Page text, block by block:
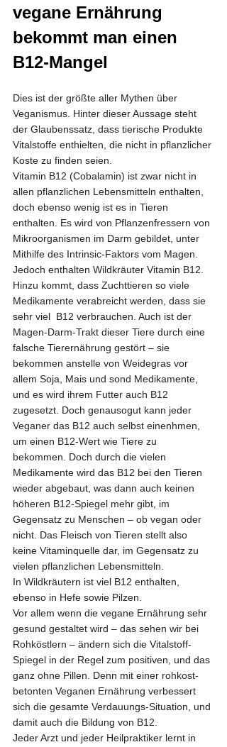
vegane Ernährung
bekommt man einen
B12-Mangel
Dies ist der größte aller Mythen über
Veganismus. Hinter dieser Aussage steht
der Glaubenssatz, dass tierische Produkte
Vitalstoffe enthielten, die nicht in pflanzlicher
Koste zu finden seien.
Vitamin B12 (Cobalamin) ist zwar nicht in
allen pflanzlichen Lebensmitteln enthalten,
doch ebenso wenig ist es in Tieren
enthalten. Es wird von Pflanzenfressern von
Mikroorganismen im Darm gebildet, unter
Mithilfe des Intrinsic-Faktors vom Magen.
Jedoch enthalten Wildkräuter Vitamin B12.
Hinzu kommt, dass Zuchttieren so viele
Medikamente verabreicht werden, dass sie
sehr viel  B12 verbrauchen. Auch ist der
Magen-Darm-Trakt dieser Tiere durch eine
falsche Tierernährung gestört – sie
bekommen anstelle von Weidegras vor
allem Soja, Mais und sond Medikamente,
und es wird ihrem Futter auch B12
zugesetzt. Doch genausogut kann jeder
Veganer das B12 auch selbst einenhmen,
um einen B12-Wert wie Tiere zu
bekommen. Doch durch die vielen
Medikamente wird das B12 bei den Tieren
wieder abgebaut, was dann auch keinen
höheren B12-Spiegel mehr gibt, im
Gegensatz zu Menschen – ob vegan oder
nicht. Das Fleisch von Tieren stellt also
keine Vitaminquelle dar, im Gegensatz zu
vielen pflanzlichen Lebensmitteln.
In Wildkräutern ist viel B12 enthalten,
ebenso in Hefe sowie Pilzen.
Vor allem wenn die vegane Ernährung sehr
gesund gestaltet wird – das sehen wir bei
Rohköstlern – ändern sich die Vitalstoff-
Spiegel in der Regel zum positiven, und das
ganz ohne Pillen. Denn mit einer rohkost-
betonten Veganen Ernährung verbessert
sich die gesamte Verdauungs-Situation, und
damit auch die Bildung von B12.
Jeder Arzt und jeder Heilpraktiker lernt in